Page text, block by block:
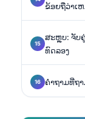
ຂ້ອຍຖືວ່າເ
ສະຫຼຸບ: ຈັບ
ທົດລອງ
ຄໍາຖາມທີ່ຖ